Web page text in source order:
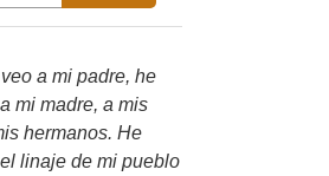
a mi padre, he
mi madre, a mis
hermanos. He
linaje de mi pueblo